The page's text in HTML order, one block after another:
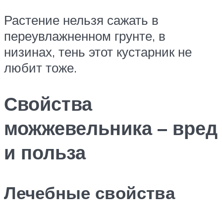
Растение нельзя сажать в
переувлажненном грунте, в
низинах, тень этот кустарник не
любит тоже.
Свойства
можжевельника – вред
и польза
Лечебные свойства